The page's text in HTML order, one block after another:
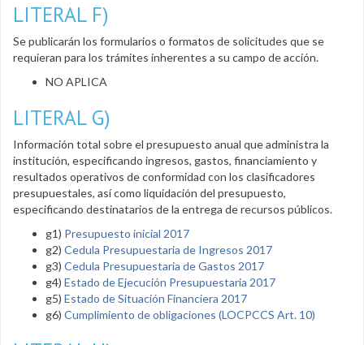
LITERAL F)
Se publicarán los formularios o formatos de solicitudes que se
requieran para los trámites inherentes a su campo de acción.
NO APLICA
LITERAL G)
Información total sobre el presupuesto anual que administra la
institución, especificando ingresos, gastos, financiamiento y
resultados operativos de conformidad con los clasificadores
presupuestales, así como liquidación del presupuesto,
especificando destinatarios de la entrega de recursos públicos.
g1) Presupuesto inicial 2017
g2) Cedula Presupuestaria de Ingresos 2017
g3) Cedula Presupuestaria de Gastos 2017
g4) Estado de Ejecución Presupuestaria 2017
g5) Estado de Situación Financiera 2017
g6) Cumplimiento de obligaciones (LOCPCCS Art. 10)